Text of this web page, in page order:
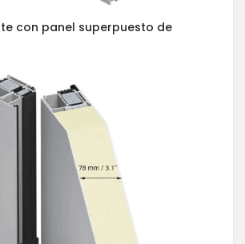
con panel superpuesto de